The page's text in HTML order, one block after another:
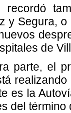
recordó
y Segura,
de
parte, el
es la
del término